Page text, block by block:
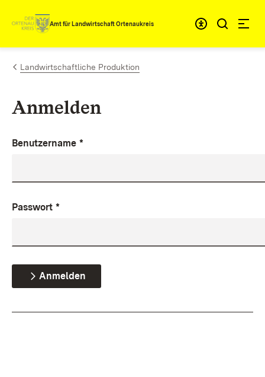
Zum Inhalt springen
Amt für Landwirtschaft Ortenaukreis
Landwirtschaftliche Produktion
Anmelden
Benutzername *
Passwort *
Anmelden